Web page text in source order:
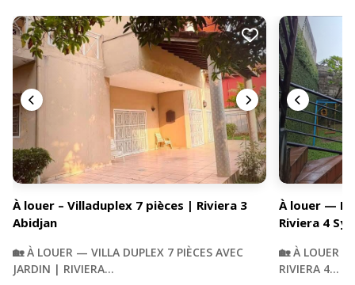
À louer – Villaduplex 7 pièces | Riviera 3
Abidjan
🏡 À LOUER — VILLA DUPLEX 7 PIÈCES AVEC
JARDIN | RIVIERA…
À louer —
Riviera 4
🏡 À LOUER —
RIVIERA 4…